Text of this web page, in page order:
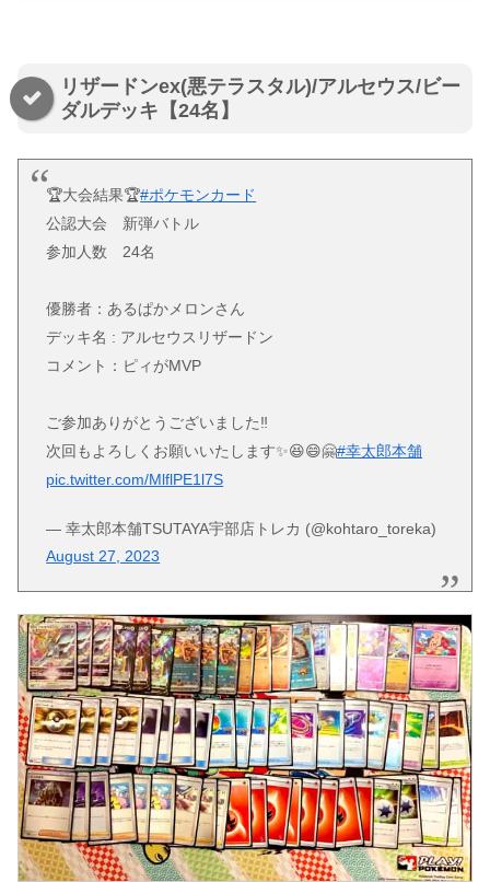
リザードンex(悪テラスタル)/アルセウス/ビー
ダルデッキ【24名】
🏆大会結果🏆#ポケモンカード
公認大会 新弾バトル
参加人数 24名
優勝者：あるぱかメロンさん
デッキ名 : アルセウスリザードン
コメント：ピィがMVP
ご参加ありがとうございました‼️
次回もよろしくお願いいたします✨😆😄🤗#幸太郎本舗
pic.twitter.com/MlflPE1l7S
— 幸太郎本舗TSUTAYA宇部店トレカ (@kohtaro_toreka)
August 27, 2023